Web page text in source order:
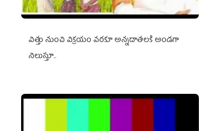
విత్తు నుంచి విక్రయం వరకూ అన్నదాతలకి అండగా
నిలుస్తూ..